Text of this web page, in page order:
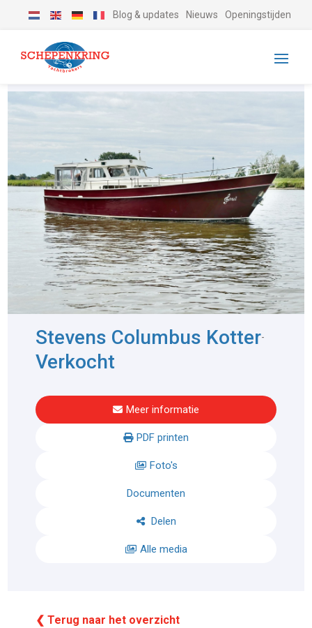
Blog & updates Nieuws Openingstijden
Stevens Columbus Kotter-
Verkocht
Meer informatie
PDF printen
Foto's
Documenten
Delen
Alle media
❮ Terug naar het overzicht